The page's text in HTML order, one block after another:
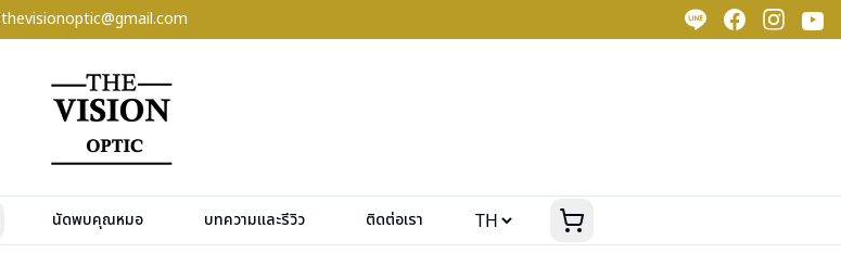
thevisionoptic@gmail.com
นัดพบคุณหมอ บทความและรีวิว ติดต่อเรา